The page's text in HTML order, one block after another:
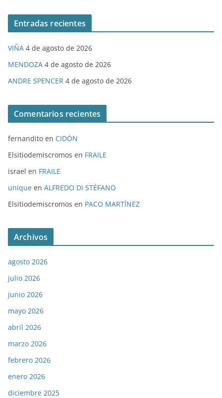
Entradas recientes
VIÑA 4 de agosto de 2026
MENDOZA 4 de agosto de 2026
ANDRE SPENCER 4 de agosto de 2026
Comentarios recientes
fernandito en CIDÓN
Elsitiodemiscromos en FRAILE
israel en FRAILE
unique en ALFREDO DI STÉFANO
Elsitiodemiscromos en PACO MARTÍNEZ
Archivos
agosto 2026
julio 2026
junio 2026
mayo 2026
abril 2026
marzo 2026
febrero 2026
enero 2026
diciembre 2025